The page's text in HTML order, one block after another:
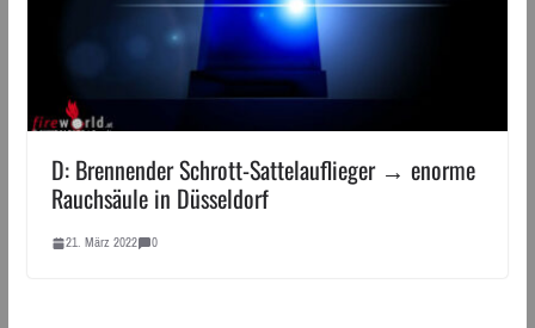
D: Brennender Schrott-Sattelauflieger → enorme
Rauchsäule in Düsseldorf
21. März 2022 0